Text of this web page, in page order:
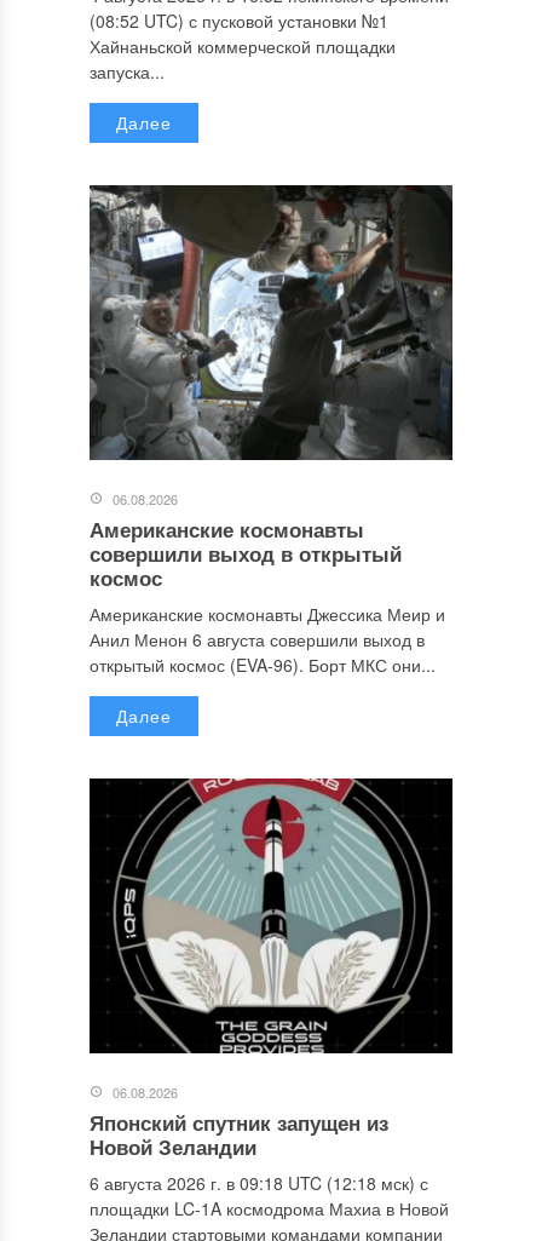
(08:52 UTC) с пусковой установки №1
Хайнаньской коммерческой площадки
запуска...
Далее
06.08.2026
Американские космонавты
совершили выход в открытый
космос
Американские космонавты Джессика Меир и
Анил Менон 6 августа совершили выход в
открытый космос (EVA-96). Борт МКС они...
Далее
06.08.2026
Японский спутник запущен из
Новой Зеландии
6 августа 2026 г. в 09:18 UTC (12:18 мск) с
площадки LC-1A космодрома Махиа в Новой
Зеландии стартовыми командами компании